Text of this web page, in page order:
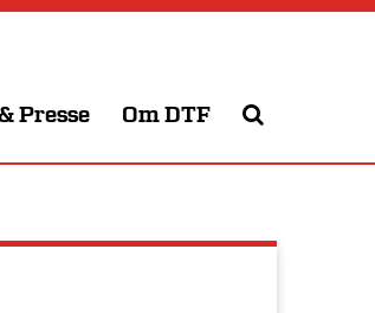
Presse Om DTF